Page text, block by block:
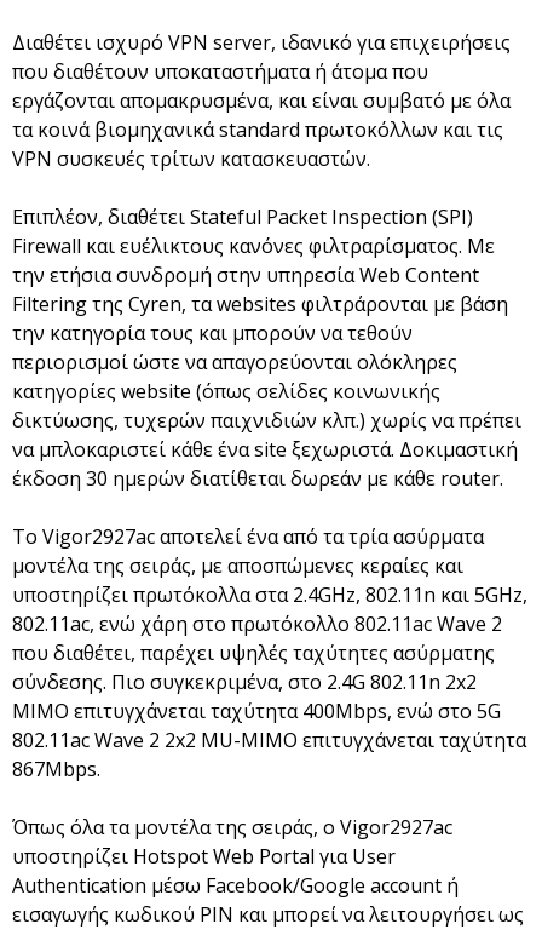
Διαθέτει ισχυρό VPN server, ιδανικό για επιχειρήσεις
που διαθέτουν υποκαταστήματα ή άτομα που
εργάζονται απομακρυσμένα, και είναι συμβατό με όλα
τα κοινά βιομηχανικά standard πρωτοκόλλων και τις
VPN συσκευές τρίτων κατασκευαστών.
Επιπλέον, διαθέτει Stateful Packet Inspection (SPI)
Firewall και ευέλικτους κανόνες φιλτραρίσματος. Με
την ετήσια συνδρομή στην υπηρεσία Web Content
Filtering της Cyren, τα websites φιλτράρονται με βάση
την κατηγορία τους και μπορούν να τεθούν
περιορισμοί ώστε να απαγορεύονται ολόκληρες
κατηγορίες website (όπως σελίδες κοινωνικής
δικτύωσης, τυχερών παιχνιδιών κλπ.) χωρίς να πρέπει
να μπλοκαριστεί κάθε ένα site ξεχωριστά. Δοκιμαστική
έκδοση 30 ημερών διατίθεται δωρεάν με κάθε router.
Το Vigor2927ac αποτελεί ένα από τα τρία ασύρματα
μοντέλα της σειράς, με αποσπώμενες κεραίες και
υποστηρίζει πρωτόκολλα στα 2.4GHz, 802.11n και 5GHz,
802.11ac, ενώ χάρη στο πρωτόκολλο 802.11ac Wave 2
που διαθέτει, παρέχει υψηλές ταχύτητες ασύρματης
σύνδεσης. Πιο συγκεκριμένα, στο 2.4G 802.11n 2x2
MIMO επιτυγχάνεται ταχύτητα 400Mbps, ενώ στο 5G
802.11ac Wave 2 2x2 MU-MIMO επιτυγχάνεται ταχύτητα
867Mbps.
Όπως όλα τα μοντέλα της σειράς, ο Vigor2927ac
υποστηρίζει Hotspot Web Portal για User
Authentication μέσω Facebook/Google account ή
εισαγωγής κωδικού PIN και μπορεί να λειτουργήσει ως